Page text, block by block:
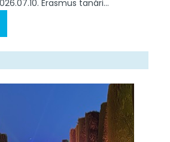
Erasmus tanári
belül egy fantasztikus hetet
(Portugália), ahol részt
élmény volt. Mauro aki
lelkes és inspiráló tréner